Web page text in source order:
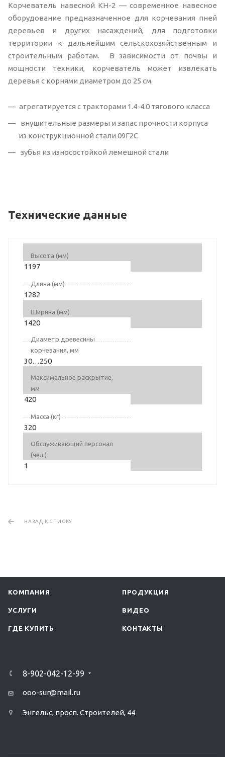
Корчеватель навесной КН-2 — современное навесное
оборудование предназначенное для корчевания пней
деревьев и других насаждений, для подготовки
территории к дальнейшим сельскохозяйственным и
строительным работам. В зависимости от почвы и
мощности техники, корчеватель может извлекать
деревья с корнями диаметром до 25 см.
агрегатируется с тракторами 1.4-4.0 тягового класса
внушительные размеры и запас прочности корпуса
из конструкционной стали 09Г2С
зубья из износостойкой лемешной стали
Технические данные
Высота (мм)
1197
Длина (мм)
1282
Ширина (мм)
1420
Диаметр древесины
корчевания, мм
30…250
Максимальное раскрытие,
мм
420
Масса (кг)
320
Обслуживающий персонал
(чел.)
1
НАЗАД К СПИСКУ
КОМПАНИЯ ПРОДУКЦИЯ
УСЛУГИ ВИДЕО
ГДЕ КУПИТЬ КОНТАКТЫ
8-902-042-12-99
ooo-sur@mail.ru
Энгельс, просп. Строителей, 44